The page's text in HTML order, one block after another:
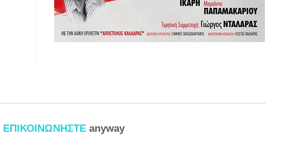
ΕΠΙΚΟΙΝΩΝΗΣΤΕ anyway